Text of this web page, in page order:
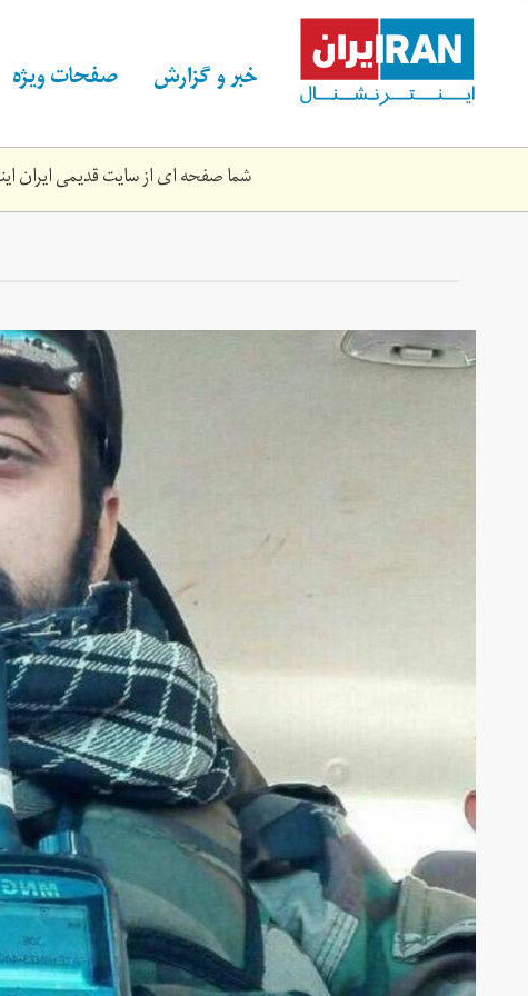
content خبر و گزارش صفحات ویژه
شما صفحه ای از سایت قدیمی ایران